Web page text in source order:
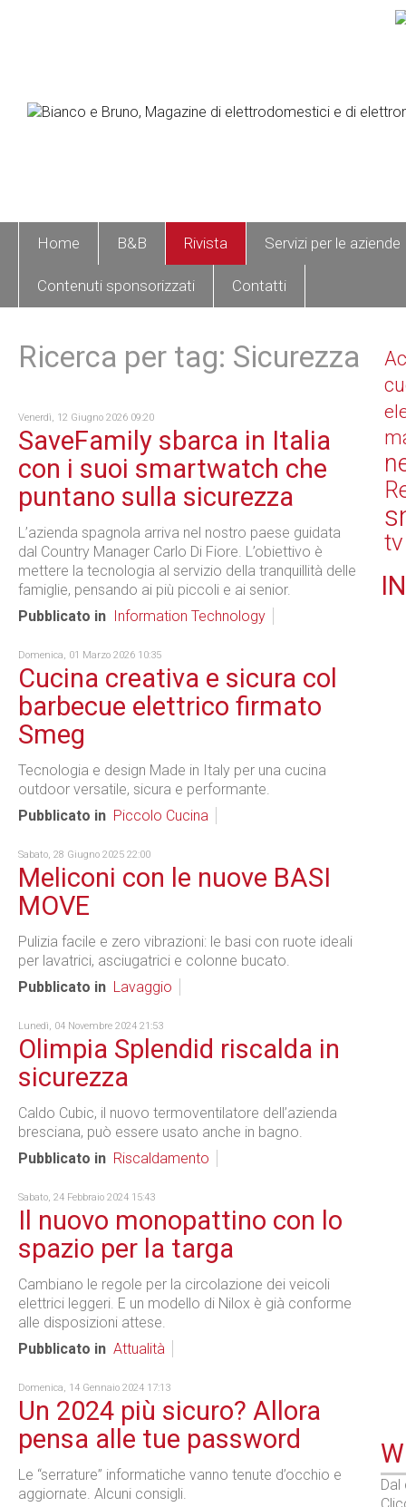
Home B&B Rivista Servizi per le aziende
Contenuti sponsorizzati Contatti
Ricerca per tag: Sicurezza
Venerdì, 12 Giugno 2026 09:20
SaveFamily sbarca in Italia
con i suoi smartwatch che
puntano sulla sicurezza
L’azienda spagnola arriva nel nostro paese guidata
dal Country Manager Carlo Di Fiore. L’obiettivo è
mettere la tecnologia al servizio della tranquillità delle
famiglie, pensando ai più piccoli e ai senior.
Pubblicato in
Information Technology
Domenica, 01 Marzo 2026 10:35
Cucina creativa e sicura col
barbecue elettrico firmato
Smeg
Tecnologia e design Made in Italy per una cucina
outdoor versatile, sicura e performante.
Pubblicato in Piccolo Cucina
Sabato, 28 Giugno 2025 22:00
Meliconi con le nuove BASI
MOVE
Pulizia facile e zero vibrazioni: le basi con ruote ideali
per lavatrici, asciugatrici e colonne bucato.
Pubblicato in Lavaggio
Lunedì, 04 Novembre 2024 21:53
Olimpia Splendid riscalda in
sicurezza
Caldo Cubic, il nuovo termoventilatore dell’azienda
bresciana, può essere usato anche in bagno.
Pubblicato in Riscaldamento
Sabato, 24 Febbraio 2024 15:43
Il nuovo monopattino con lo
spazio per la targa
Cambiano le regole per la circolazione dei veicoli
elettrici leggeri. E un modello di Nilox è già conforme
alle disposizioni attese.
Pubblicato in Attualità
Domenica, 14 Gennaio 2024 17:13
Un 2024 più sicuro? Allora
pensa alle tue password
Le “serrature” informatiche vanno tenute d’occhio e
aggiornate. Alcuni consigli.
tv
IN